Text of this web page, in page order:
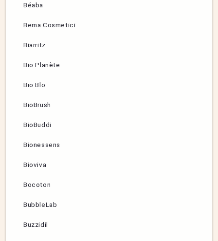
Béaba
Bema Cosmetici
Biarritz
Bio Planète
Bio Blo
BioBrush
BioBuddi
Bionessens
Bioviva
Bocoton
BubbleLab
Buzzidil